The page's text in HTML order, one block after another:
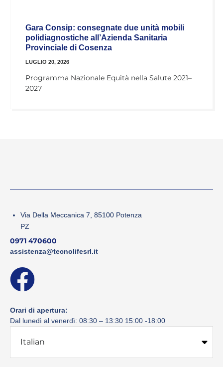
Gara Consip: consegnate due unità mobili
polidiagnostiche all’Azienda Sanitaria
Provinciale di Cosenza
LUGLIO 20, 2026
Programma Nazionale Equità nella Salute 2021–
2027
Via Della Meccanica 7, 85100 Potenza
PZ
0971 470600
assistenza@tecnolifesrl.it
Orari di apertura:
Dal lunedì al venerdì: 08:30 – 13:30 15:00 -18:00